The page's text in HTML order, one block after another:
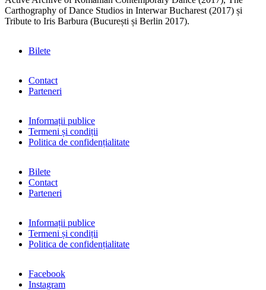
Carthography of Dance Studios in Interwar Bucharest (2017) și
Tribute to Iris Barbura (București și Berlin 2017).
Bilete
Contact
Parteneri
Informații publice
Termeni și condiții
Politica de confidențialitate
Bilete
Contact
Parteneri
Informații publice
Termeni și condiții
Politica de confidențialitate
Facebook
Instagram